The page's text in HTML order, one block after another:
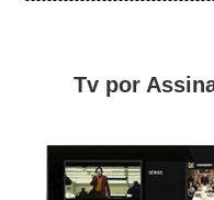
Tv por